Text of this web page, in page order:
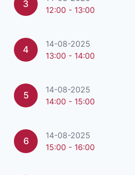
3
12:00 - 13:00
4
14-08-2025
13:00 - 14:00
5
14-08-2025
14:00 - 15:00
6
14-08-2025
15:00 - 16:00